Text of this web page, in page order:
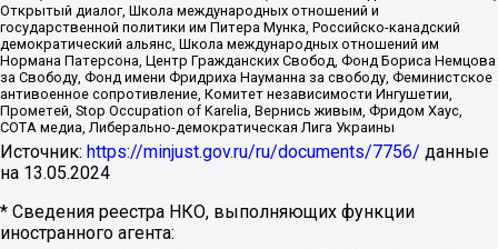
Открытый диалог, Школа международных отношений и
государственной политики им Питера Мунка, Российско-канадский
демократический альянс, Школа международных отношений им
Нормана Патерсона, Центр Гражданских Свобод, Фонд Бориса Немцова
за Свободу, Фонд имени Фридриха Науманна за свободу, Феминистское
антивоенное сопротивление, Комитет независимости Ингушетии,
Прометей, Stop Occupation of Karelia, Вернись живым, Фридом Хаус,
СОТА медиа, Либерально-демократическая Лига Украины
Источник: https://minjust.gov.ru/ru/documents/7756/ данные
на 13.05.2024
* Сведения реестра НКО, выполняющих функции
иностранного агента: